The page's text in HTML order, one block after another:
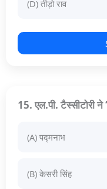
(D) तीड़ो राव
15. एल.पी. टैस्सीटोरी ने
(A) पद्मनाभ
(B) केसरी सिंह